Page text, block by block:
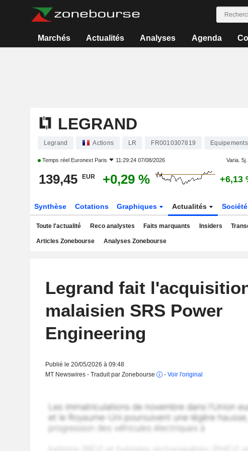
Marchés Actualités Analyses Agenda
LEGRAND
Legrand Actions LR FR0010307819
Temps réel Euronext Paris 11:29:24 07/08/2026 Varia. 5j.
139,45 EUR +0,29 % +6,13
Synthèse Cotations Graphiques Actualités Société
Toute l'actualité Reco analystes Faits marquants Insiders
Articles Zonebourse Analyses Zonebourse
Legrand fait
malaisien SRS Power
Engineering
Publié le 20/05/2026 à 09:48
MT Newswires - Traduit par Zonebourse
- Voir l'original